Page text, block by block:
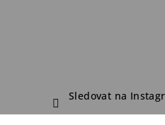
Sledovat na